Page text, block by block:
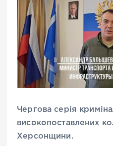
Чергова серія
високопоставлених
Херсонщини.